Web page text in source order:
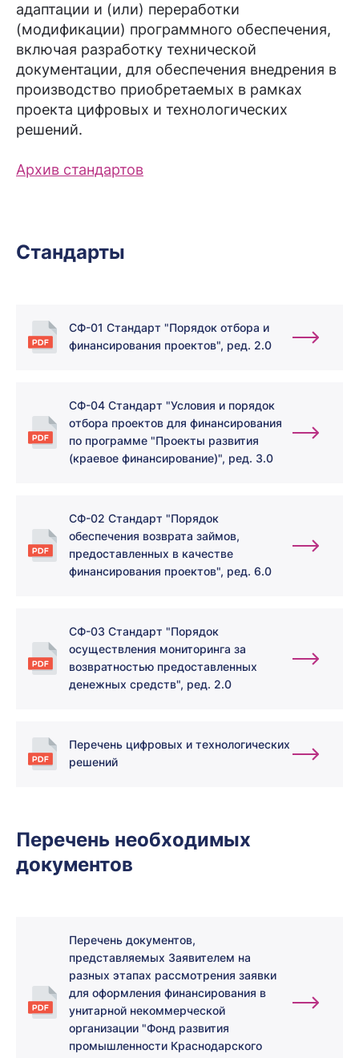
адаптации и (или) переработки
(модификации) программного обеспечения,
включая разработку технической
документации, для обеспечения внедрения в
производство приобретаемых в рамках
проекта цифровых и технологических
решений.
Архив стандартов
Стандарты
СФ-01 Стандарт "Порядок отбора и
финансирования проектов", ред. 2.0
СФ-04 Стандарт "Условия и порядок
отбора проектов для финансирования
по программе "Проекты развития
(краевое финансирование)", ред. 3.0
СФ-02 Стандарт "Порядок
обеспечения возврата займов,
предоставленных в качестве
финансирования проектов", ред. 6.0
СФ-03 Стандарт "Порядок
осуществления мониторинга за
возвратностью предоставленных
денежных средств", ред. 2.0
Перечень цифровых и технологических
решений
Перечень необходимых
документов
Перечень документов,
представляемых Заявителем на
разных этапах рассмотрения заявки
для оформления финансирования в
унитарной некоммерческой
организации "Фонд развития
промышленности Краснодарского